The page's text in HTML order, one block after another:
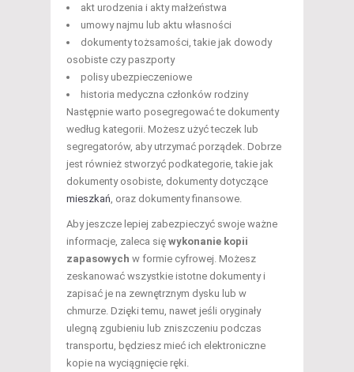
akt urodzenia i akty małżeństwa
umowy najmu lub aktu własności
dokumenty tożsamości, takie jak dowody
osobiste czy paszporty
polisy ubezpieczeniowe
historia medyczna członków rodziny
Następnie warto posegregować te dokumenty
według kategorii. Możesz użyć teczek lub
segregatorów, aby utrzymać porządek. Dobrze
jest również stworzyć podkategorie, takie jak
dokumenty osobiste, dokumenty dotyczące
mieszkań , oraz dokumenty finansowe.
Aby jeszcze lepiej zabezpieczyć swoje ważne
informacje, zaleca się wykonanie kopii
zapasowych w formie cyfrowej. Możesz
zeskanować wszystkie istotne dokumenty i
zapisać je na zewnętrznym dysku lub w
chmurze. Dzięki temu, nawet jeśli oryginały
ulegną zgubieniu lub zniszczeniu podczas
transportu, będziesz mieć ich elektroniczne
kopie na wyciągnięcie ręki.